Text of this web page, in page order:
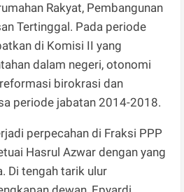
Rakyat, Pembangunan
Tertinggal. Pada periode
di Komisi II yang
dalam negeri, otonomi
birokrasi dan
periode jabatan 2014-2018.
perpecahan di Fraksi PPP
Hasrul Azwar dengan yang
Di tengah tarik ulur